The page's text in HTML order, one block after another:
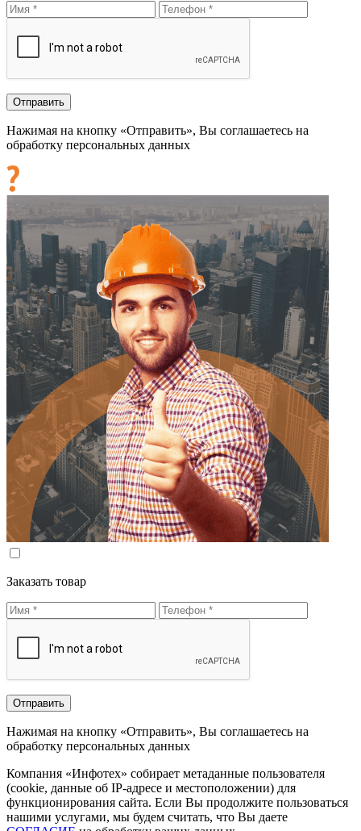
Нажимая на кнопку «Отправить», Вы соглашаетесь на
обработку персональных данных
Заказать товар
Нажимая на кнопку «Отправить», Вы соглашаетесь на
обработку персональных данных
Компания «Инфотех» собирает метаданные пользователя
(cookie, данные об IP-адресе и местоположении) для
функционирования сайта. Если Вы продолжите пользоваться
нашими услугами, мы будем считать, что Вы даете